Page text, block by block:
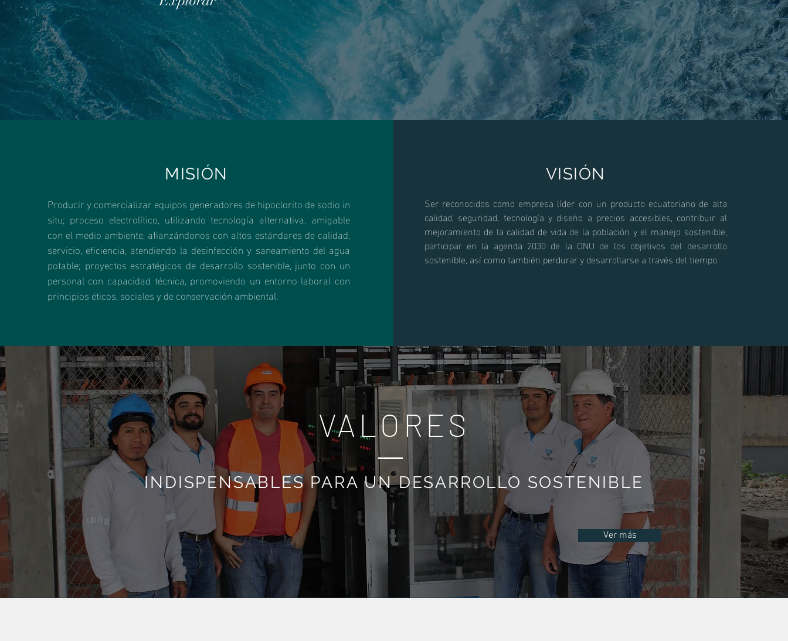
MISIÓN
Producir y comercializar equipos generadores de hipoclorito de sodio in
situ; proceso electrolítico, utilizando tecnología alternativa, amigable
con el medio ambiente, afianzándonos con altos estándares de calidad,
servicio, eficiencia, atendiendo la desinfección y saneamiento del agua
potable; proyectos estratégicos de desarrollo sostenible, junto con un
personal con capacidad técnica, promoviendo un entorno laboral con
principios éticos, sociales y de conservación ambiental.
VISIÓN
Ser reconocidos como empresa líder con un producto ecuatoriano de alta
calidad, seguridad, tecnología y diseño a precios accesibles, contribuir al
mejoramiento de la calidad de vida de la población y el manejo sostenible,
participar en la agenda 2030 de la ONU de los objetivos del desarrollo
sostenible, así como también perdurar y desarrollarse a través del tiempo.
VALORES
INDISPENSABLES PARA UN DESARROLLO SOSTENIBLE
Ver más